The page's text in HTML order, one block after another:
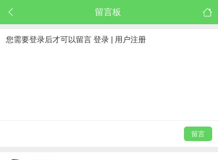
留言板
您需要登录后才可以留言 登录 用户注册
留言